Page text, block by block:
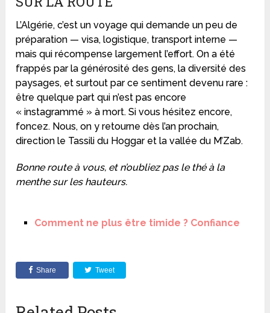
L’Algérie, c’est un voyage qui demande un peu de
préparation — visa, logistique, transport interne —
mais qui récompense largement l’effort. On a été
frappés par la générosité des gens, la diversité des
paysages, et surtout par ce sentiment devenu rare :
être quelque part qui n’est pas encore
« instagrammé » à mort. Si vous hésitez encore,
foncez. Nous, on y retourne dès l’an prochain,
direction le Tassili du Hoggar et la vallée du M’Zab.
Bonne route à vous, et n’oubliez pas le thé à la
menthe sur les hauteurs.
Comment ne plus être timide ? Confiance
Share Tweet